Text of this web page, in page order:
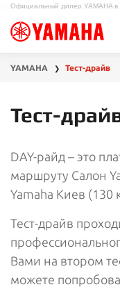
Официальный дилер YAMAHA
YAMAHA ❯ Тест-драйв
Тест-
DAY-райд – это
маршруту Салон
Yamaha Киев (130
Тест-драйв
Вами на втором
можете